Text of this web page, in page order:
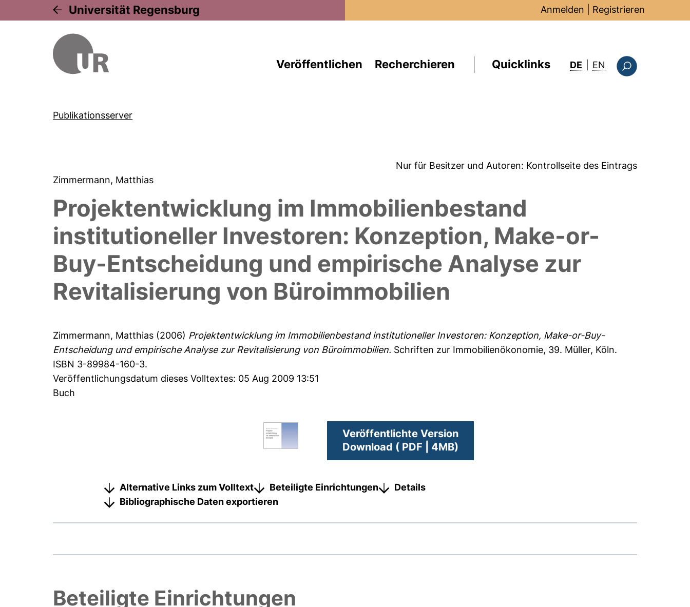
Universität Regensburg Anmelden Registrieren
Veröffentlichen Recherchieren Quicklinks DE EN : this page in
Publikationsserver
Nur für Besitzer und Autoren: Kontrollseite des Eintrags
Zimmermann, Matthias
Projektentwicklung im Immobilienbestand
institutioneller Investoren: Konzeption, Make-or-
Buy-Entscheidung und empirische Analyse zur
Revitalisierung von Büroimmobilien
Zimmermann, Matthias (2006) Projektentwicklung im Immobilienbestand institutioneller Investoren: Konzeption, Make-or-Buy-
Entscheidung und empirische Analyse zur Revitalisierung von Büroimmobilien. Schriften zur Immobilienökonomie, 39. Müller, Köln.
ISBN 3-89984-160-3.
Veröffentlichungsdatum dieses Volltextes: 05 Aug 2009 13:51
Buch
Veröffentlichte Version
Download ( PDF | 4MB)
Alternative Links zum Volltext Beteiligte Einrichtungen
Details
Bibliographische Daten exportieren
Beteiligte Einrichtungen